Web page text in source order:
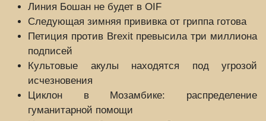
Линия Бошан не будет в OIF
Следующая зимняя прививка от гриппа готова
Петиция против Brexit превысила три миллиона
подписей
Культовые акулы находятся под угрозой
исчезновения
Циклон в Мозамбике: распределение
гуманитарной помощи